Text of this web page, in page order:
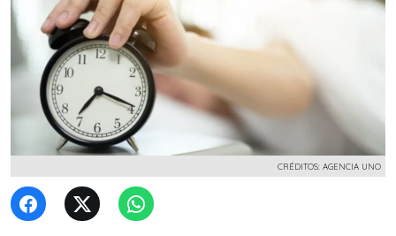
CRÉDITOS: AGENCIA UNO